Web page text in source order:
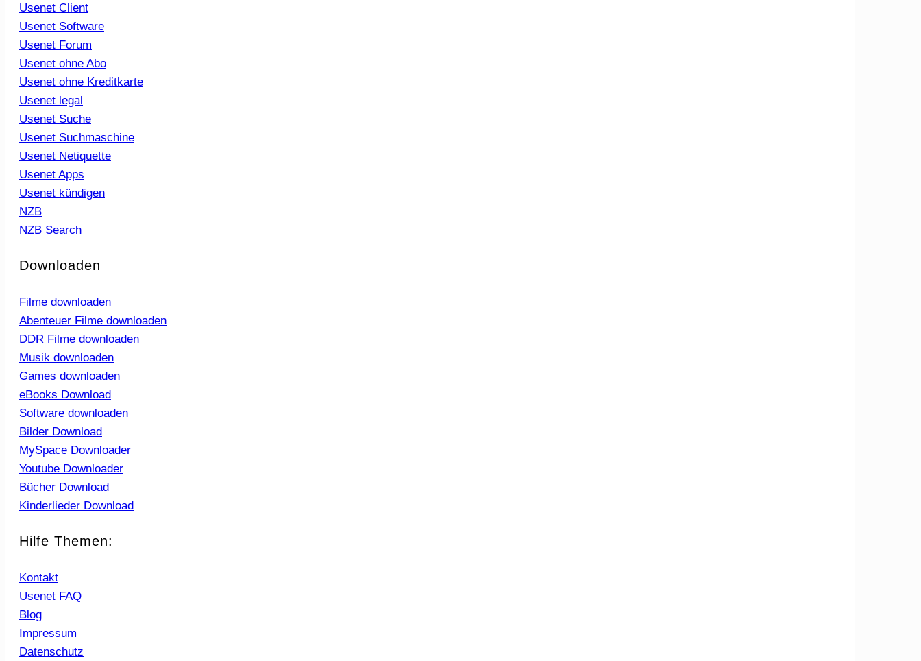
Usenet Client
Usenet Software
Usenet Forum
Usenet ohne Abo
Usenet ohne Kreditkarte
Usenet legal
Usenet Suche
Usenet Suchmaschine
Usenet Netiquette
Usenet Apps
Usenet kündigen
NZB
NZB Search
Downloaden
Filme downloaden
Abenteuer Filme downloaden
DDR Filme downloaden
Musik downloaden
Games downloaden
eBooks Download
Software downloaden
Bilder Download
MySpace Downloader
Youtube Downloader
Bücher Download
Kinderlieder Download
Hilfe Themen:
Kontakt
Usenet FAQ
Blog
Impressum
Datenschutz